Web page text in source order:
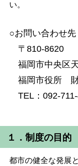
い。
○お問い合わせ先
〒810-8620
福岡市中央区
福岡市役所
TEL：092-
１．制度の目的
都市の健全な発展